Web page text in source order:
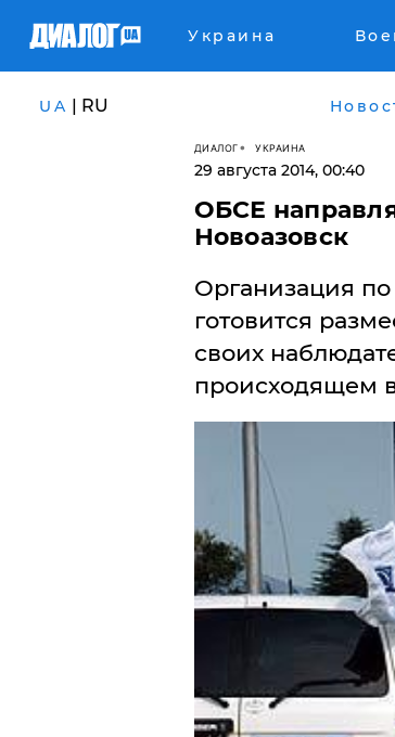
Украина
UA | RU
ДИАЛОГ УКРАИНА
29 августа 2014, 00:40
ОБСЕ
Новоазовск
Организация по
готовится
своих
происходящем